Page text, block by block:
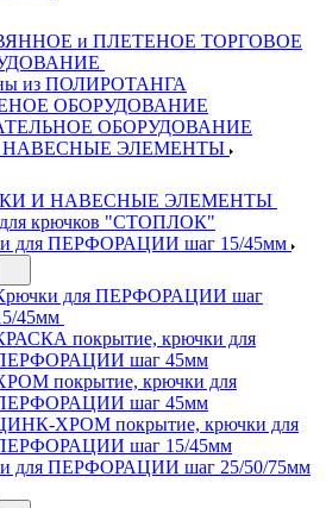
и ПЛЕТЕНОЕ ТОРГОВОЕ
из ПОЛИРОТАНГА
ОБОРУДОВАНИЕ
ОБОРУДОВАНИЕ
ЭЛЕМЕНТЫ
И НАВЕСНЫЕ ЭЛЕМЕНТЫ
для крючков "СТОПЛОК"
для ПЕРФОРАЦИИ шаг 15/45мм
для ПЕРФОРАЦИИ шаг
45мм
покрытие, крючки для
шаг 45мм
покрытие, крючки для
шаг 45мм
ХРОМ покрытие, крючки для
шаг 15/45мм
для ПЕРФОРАЦИИ шаг 25/50/75мм